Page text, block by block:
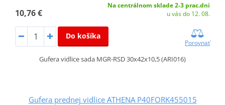
10,76 €
Na centrálnom sklade 2-3 prac.dni
u vás do 12. 08.
Do košíka
Porovnať
Gufera vidlice sada MGR-RSD 30x42x10,5 (ARI016)
Gufera prednej vidlice ATHENA P40FORK455015